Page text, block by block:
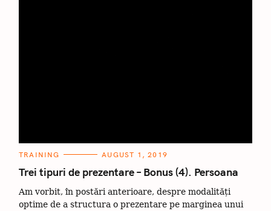
C
T
E
O
R
I
TRAINING AUGUST 1, 2019
Trei tipuri de prezentare – Bonus (4). Persoana
Am vorbit, în postări anterioare, despre modalități
optime de a structura o prezentare pe marginea unui